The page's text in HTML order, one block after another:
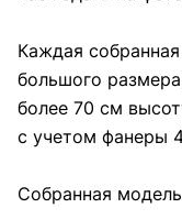
Каждая
большого
более 70 см
с учетом фанеры
Собранная